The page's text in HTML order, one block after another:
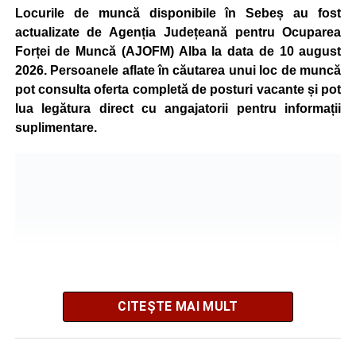
agenția teritorială de care aparține persoana aflată în
căutarea unui loc de muncă.
Lista publicată de AJOFM Alba include, pe lângă
denumirea posturilor vacante din Săsciori, și datele de
contact ale angajatorilor, precum numere de telefon și
adrese de e-mail, pentru ca persoanele interesate să
OCUPAŢIA
NR.
LMV
TELEFON/E-
MAIL
Locurile de muncă disponibile în Sebeș au fost
actualizate de Agenția Județeană pentru Ocuparea
Forței de Muncă (AJOFM) Alba la data de 10 august
2026. Persoanele aflate în căutarea unui loc de muncă
pot consulta oferta completă de posturi vacante și pot
lua legătura direct cu angajatorii pentru informații
suplimentare.
CITEȘTE MAI MULT